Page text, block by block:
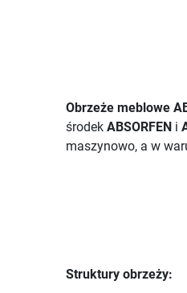
Obrzeże meblowe
środek ABSORFEN i
maszynowo, a w
Struktury obrzeży: